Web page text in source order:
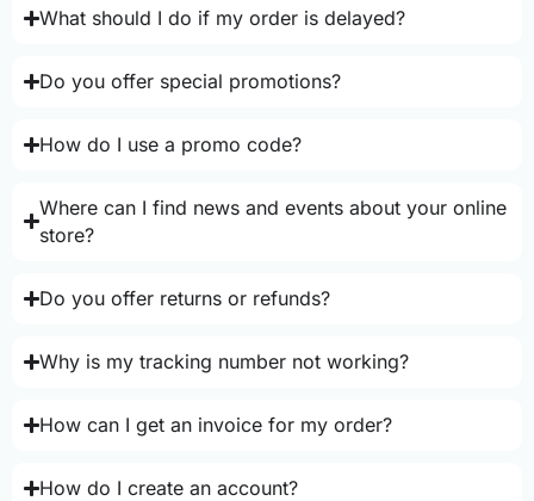
What should I do if my order is delayed?
Do you offer special promotions?
How do I use a promo code?
Where can I find news and events about your online
store?
Do you offer returns or refunds?
Why is my tracking number not working?
How can I get an invoice for my order?
How do I create an account?